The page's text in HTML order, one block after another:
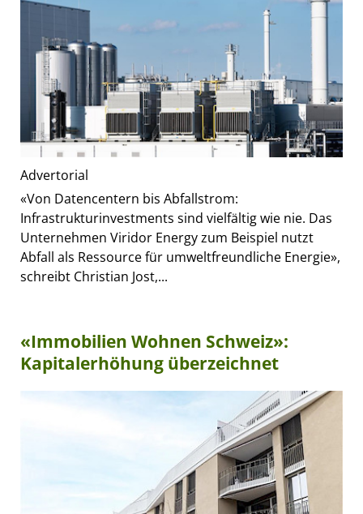
Advertorial
«Von Datencentern bis Abfallstrom:
Infrastrukturinvestments sind vielfältig wie nie. Das
Unternehmen Viridor Energy zum Beispiel nutzt
Abfall als Ressource für umweltfreundliche Energie»,
schreibt Christian Jost,...
«Immobilien Wohnen Schweiz»:
Kapitalerhöhung überzeichnet